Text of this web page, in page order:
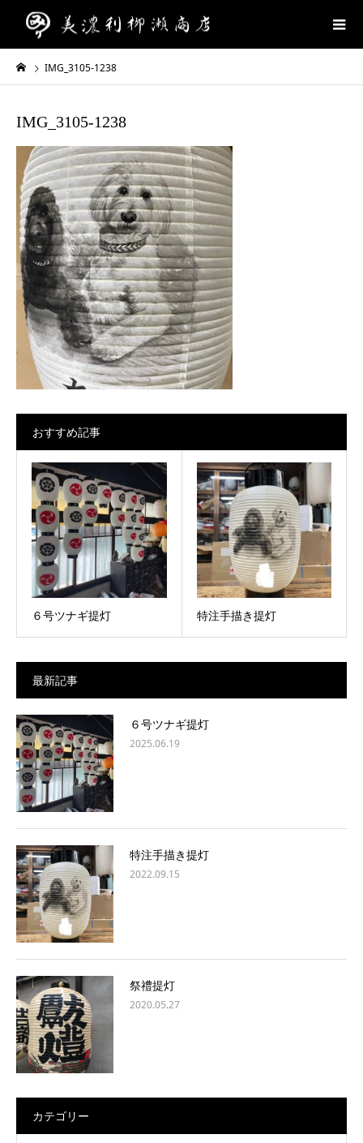
IMG_3105-1238
IMG_3105-1238
おすすめ記事
６号ツナギ提灯 特注手描き提灯
最新記事
６号ツナギ提灯
2025.06.19
特注手描き提灯
2022.09.15
祭禮提灯
2020.05.27
カテゴリー